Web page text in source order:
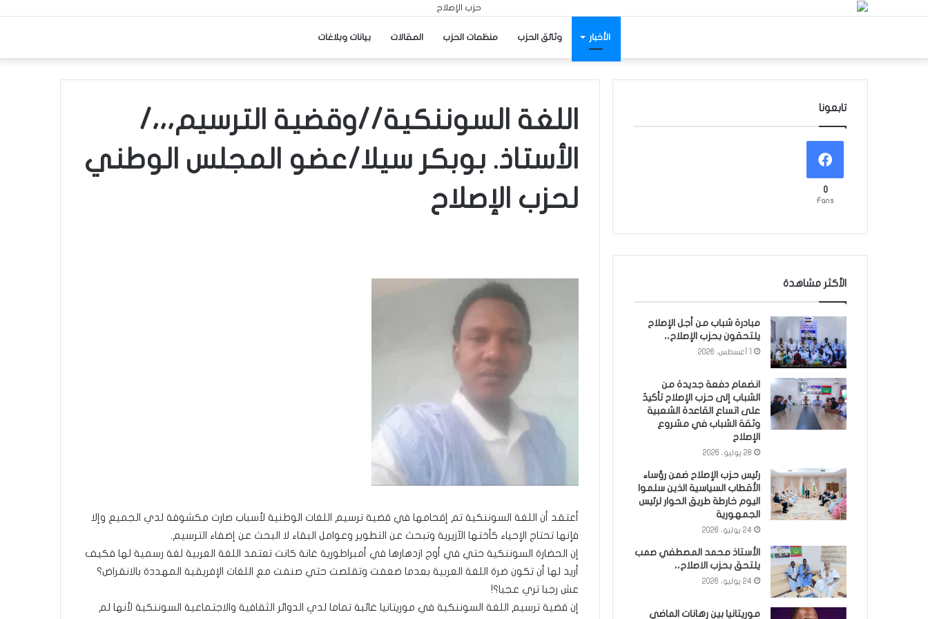
الأخبار وثائق الحزب منظمات الحزب المقالات بيانات وبلاغات
اللغة السوننكية//وقضية الترسيم،،،/
الأستاذ. بوبكر سيلا/عضو المجلس الوطني
لحزب الإصلاح
أعتقد أن اللغة السوننكية تم إقحامها في قضية ترسيم اللغات الوطنية لأسباب صارت مكشوفة لدي الجميع وإلا
فإنها تحتاج الإحياء كأختها الآزيرية وتبحث عن التطوير وعوامل البقاء لا البحث عن إضفاء الترسيم.
إن الحضارة السوننكية حتي في أوج ازدهارها في أمبراطورية غانة كانت تعتمد اللغة العربية لغة رسمية لها فكيف
أريد لها أن تكون ضرة اللغة العربية بعدما ضعفت وتقلصت حتي صنفت مع اللغات الإفريقية المهددة بالانقراض؟
عش رجبا تري عجبا؟!
إن قضية ترسيم اللغة السوننكية في موريتانيا غائبة تماما لدي الدوائر الثقافية والاجتماعية السوننكية لأنها لم
تابعونا
0
Fans
الأكثر مشاهدة
مبادرة شباب من أجل الإصلاح
يلتحقون بحزب الإصلاح،،
انضمام دفعة جديدة من
الشباب إلى حزب الإصلاح تأكيدٌ
على اتساع القاعدة الشعبية
وثقة الشباب في مشروع
الإصلاح
28 يوليو، 2026
رئيس حزب الإصلاح ضمن رؤساء
الأقطاب السياسية الذين سلموا
اليوم خارطة طريق الحوار لرئيس
الجمهورية
24 يوليو، 2026
الأستاذ محمد المصطفي صمب
يلتحق بحزب الاصلاح،،
24 يوليو، 2026
موريتانيا بين رهانات الماضي